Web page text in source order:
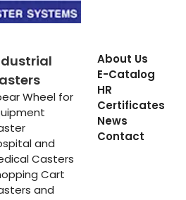
Wheel for
and
Casters
Cart
and
About Us
E-Catalog
HR
Certificates
News
Contact